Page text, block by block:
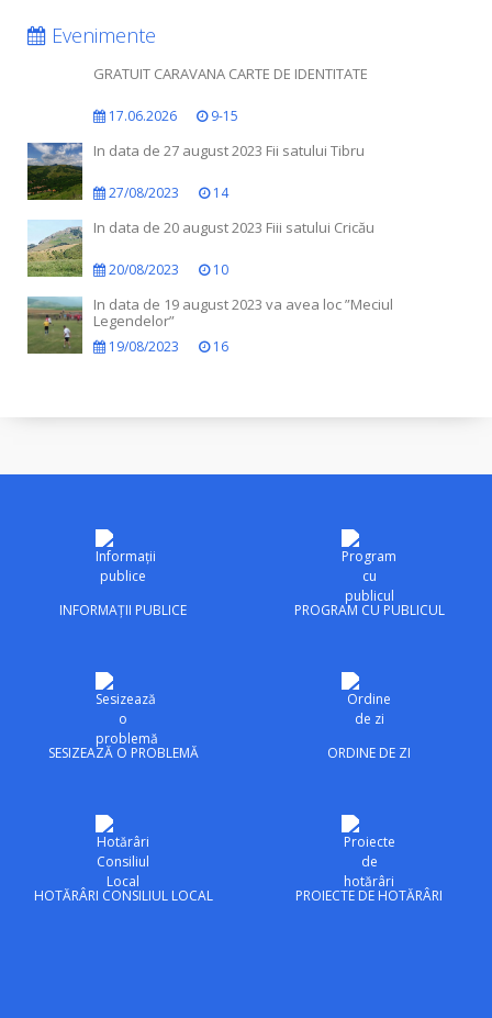
Evenimente
GRATUIT CARAVANA CARTE DE IDENTITATE
17.06.2026 9-15
In data de 27 august 2023 Fii satului Tibru
27/08/2023 14
In data de 20 august 2023 Fiii satului Cricău
20/08/2023 10
In data de 19 august 2023 va avea loc ”Meciul
Legendelor”
19/08/2023 16
INFORMAȚII PUBLICE PROGRAM CU PUBLICUL
SESIZEAZĂ O PROBLEMĂ ORDINE DE ZI
HOTĂRÂRI CONSILIUL LOCAL PROIECTE DE HOTĂRÂRI